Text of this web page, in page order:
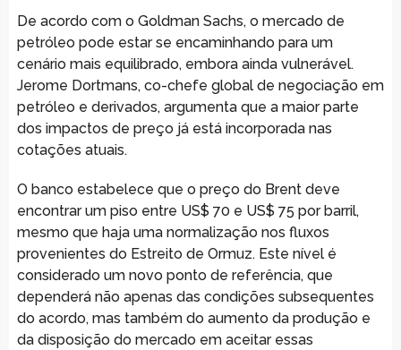
De acordo com o Goldman Sachs, o mercado de
petróleo pode estar se encaminhando para um
cenário mais equilibrado, embora ainda vulnerável.
Jerome Dortmans, co-chefe global de negociação em
petróleo e derivados, argumenta que a maior parte
dos impactos de preço já está incorporada nas
cotações atuais.
O banco estabelece que o preço do Brent deve
encontrar um piso entre US$ 70 e US$ 75 por barril,
mesmo que haja uma normalização nos fluxos
provenientes do Estreito de Ormuz. Este nível é
considerado um novo ponto de referência, que
dependerá não apenas das condições subsequentes
do acordo, mas também do aumento da produção e
da disposição do mercado em aceitar essas